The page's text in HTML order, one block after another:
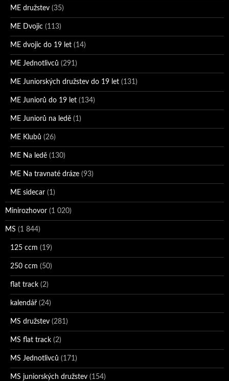
ME družstev (35)
ME Dvojic (113)
ME dvojic do 19 let (14)
ME Jednotlivců (291)
ME Juniorských družstev do 19 let (131)
ME Juniorů do 19 let (134)
ME Juniorů na ledě (1)
ME Klubů (26)
ME Na ledě (130)
ME Na travnaté dráze (93)
ME sidecar (1)
Minirozhovor (1 020)
MS (1 844)
125 ccm (19)
250 ccm (50)
flat track (2)
kalendář (24)
MS družstev (281)
MS flat track (2)
MS Jednotlivců (171)
MS juniorských družstev (154)